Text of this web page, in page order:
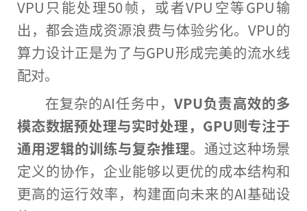
VPU只能处理50帧，或者VPU空等GPU输
出，都会造成资源浪费与体验劣化。VPU的
算力设计正是为了与GPU形成完美的流水线
配对。
在复杂的AI任务中，VPU负责高效的多
模态数据预处理与实时处理，GPU则专注于
通用逻辑的训练与复杂推理。通过这种场景
定义的协作，企业能够以更优的成本结构和
更高的运行效率，构建面向未来的AI基础设